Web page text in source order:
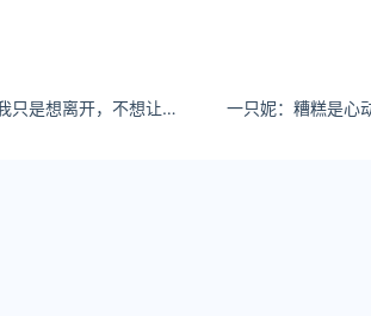
小薯条nienie我只是想离开，不想让你看到一个懦弱的自己